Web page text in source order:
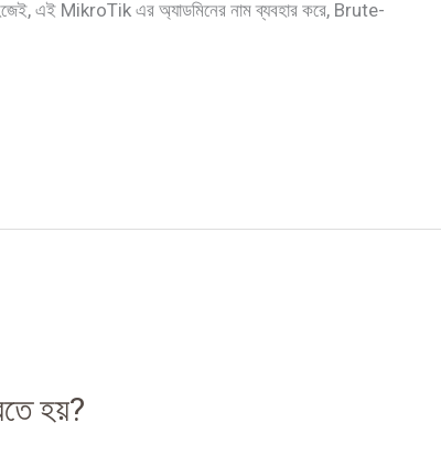
এই MikroTik এর অ্যাডমিনের নাম ব্যবহার করে, Brute-
হয়?